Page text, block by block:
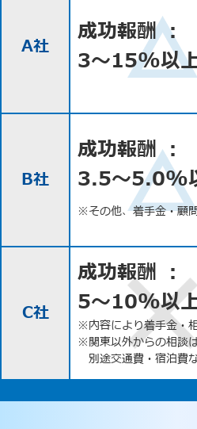
A社
成功報酬 ：
3〜15%以
B社
成功報酬 ：
3.5〜5.0%
※その他、着手金・顧
C社
成功報酬 ：
5〜10%以
※内容により着手金・
※関東以外からの相談
別途交通費・宿泊費